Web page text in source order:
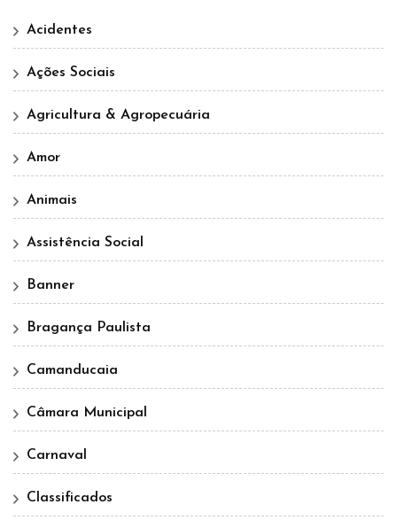
Acidentes
Ações Sociais
Agricultura & Agropecuária
Amor
Animais
Assistência Social
Banner
Bragança Paulista
Camanducaia
Câmara Municipal
Carnaval
Classificados